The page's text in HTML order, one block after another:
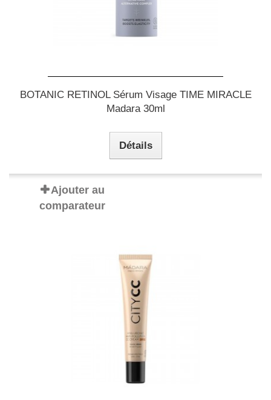
BOTANIC RETINOL Sérum Visage TIME MIRACLE
Madara 30ml
Détails
Ajouter au
comparateur